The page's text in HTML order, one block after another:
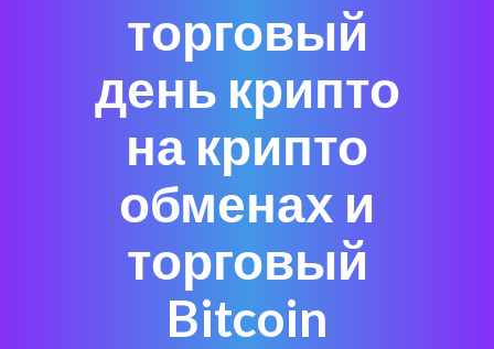
торговый
день крипто
на крипто
обменах и
торговый
Bitcoin